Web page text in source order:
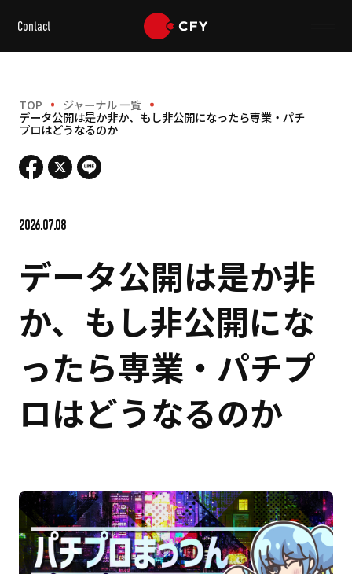
Contact
TOP ジャーナル 一覧
データ公開は是か非か、もし非公開になったら専業・パチ
プロはどうなるのか
2026.07.08
データ公開は是か非
か、もし非公開にな
ったら専業・パチプ
ロはどうなるのか